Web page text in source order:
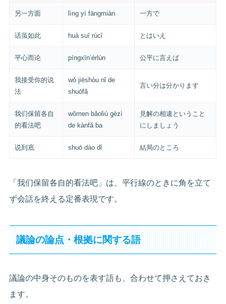
另一方面 lìng yì fāngmiàn 一方で
话虽如此 huà suī rúcǐ とはいえ
平心而论 píngxīn’érlùn 公平に言えば
我接受你的说
法
wǒ jiēshòu nǐ de
shuōfǎ
言い分は分かります
我们保留各自
的看法吧
wǒmen bǎoliú gèzì
de kànfǎ ba
見解の相違ということ
にしましょう
说到底 shuō dào dǐ 結局のところ
「我们保留各自的看法吧」は、平行線のときに角を立て
ず会話を終える定番表現です。
議論の論点・根拠に関する語
議論の中身そのものを表す語も、合わせて押さえておき
ます。